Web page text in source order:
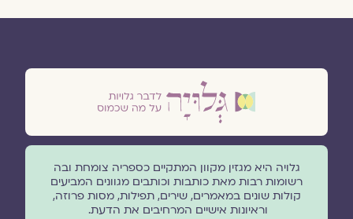
גלויה היא מגזין מקוון המתקיים כספריה צומחת ובה
רשומות רבות מאת כותבות וכותבים מגוונים המביעים
קולות שונים במאמרים, שירים, תפילות, מסות פרוזה,
וראיונות אישיים המרחיבים את הדעת.